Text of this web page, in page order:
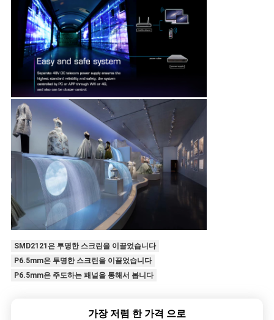
SMD2121은 투명한 스크린을 이끌었습니다
P6.5mm은 투명한 스크린을 이끌었습니다
P6.5mm은 주도하는 패널을 통해서 봅니다
가장 저렴 한 가격 으로